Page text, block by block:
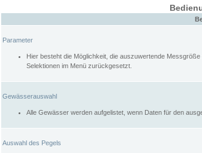
Parameter
Hier besteht die Möglichkeit, die auszuwertende
Selektionen im Menü zurückgesetzt.
Gewässerauswahl
Alle Gewässer werden aufgelistet, wenn Daten für den
Auswahl des Pegels